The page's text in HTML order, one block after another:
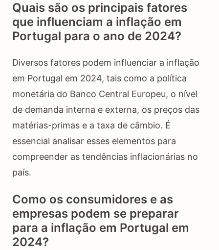
Quais são os principais fatores
que influenciam a inflação em
Portugal para o ano de 2024?
Diversos fatores podem influenciar a inflação
em Portugal em 2024, tais como a política
monetária do Banco Central Europeu, o nível
de demanda interna e externa, os preços das
matérias-primas e a taxa de câmbio. É
essencial analisar esses elementos para
compreender as tendências inflacionárias no
país.
Como os consumidores e as
empresas podem se preparar
para a inflação em Portugal em
2024?